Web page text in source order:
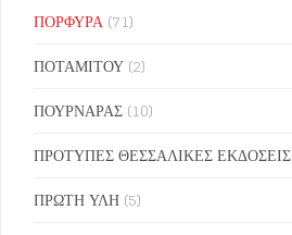
ΠΟΡΦΥΡΑ (71)
ΠΟΤΑΜΙΤΟΥ (2)
ΠΟΥΡΝΑΡΑΣ (10)
ΠΡΟΤΥΠΕΣ ΘΕΣΣΑΛΙΚΕΣ ΕΚΔΟΣΕΙΣ
ΠΡΩΤΗ ΥΛΗ (5)